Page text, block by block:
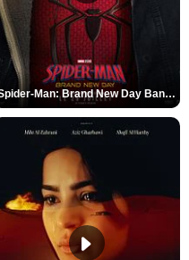
Spider-Man: Brand New Day Bande-annonce VO STFR